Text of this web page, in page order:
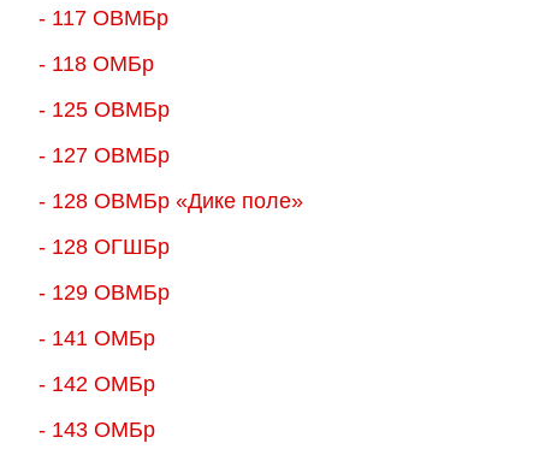
- 117 ОВМБр
- 118 ОМБр
- 125 ОВМБр
- 127 ОВМБр
- 128 ОВМБр «Дике поле»
- 128 ОГШБр
- 129 ОВМБр
- 141 ОМБр
- 142 ОМБр
- 143 ОМБр